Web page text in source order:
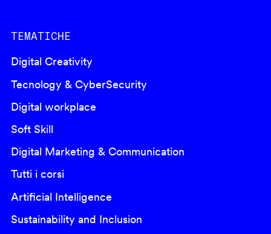
TEMATICHE
Digital Creativity
Tecnology & CyberSecurity
Digital workplace
Soft Skill
Digital Marketing & Communication
Tutti i corsi
Artificial Intelligence
Sustainability and Inclusion